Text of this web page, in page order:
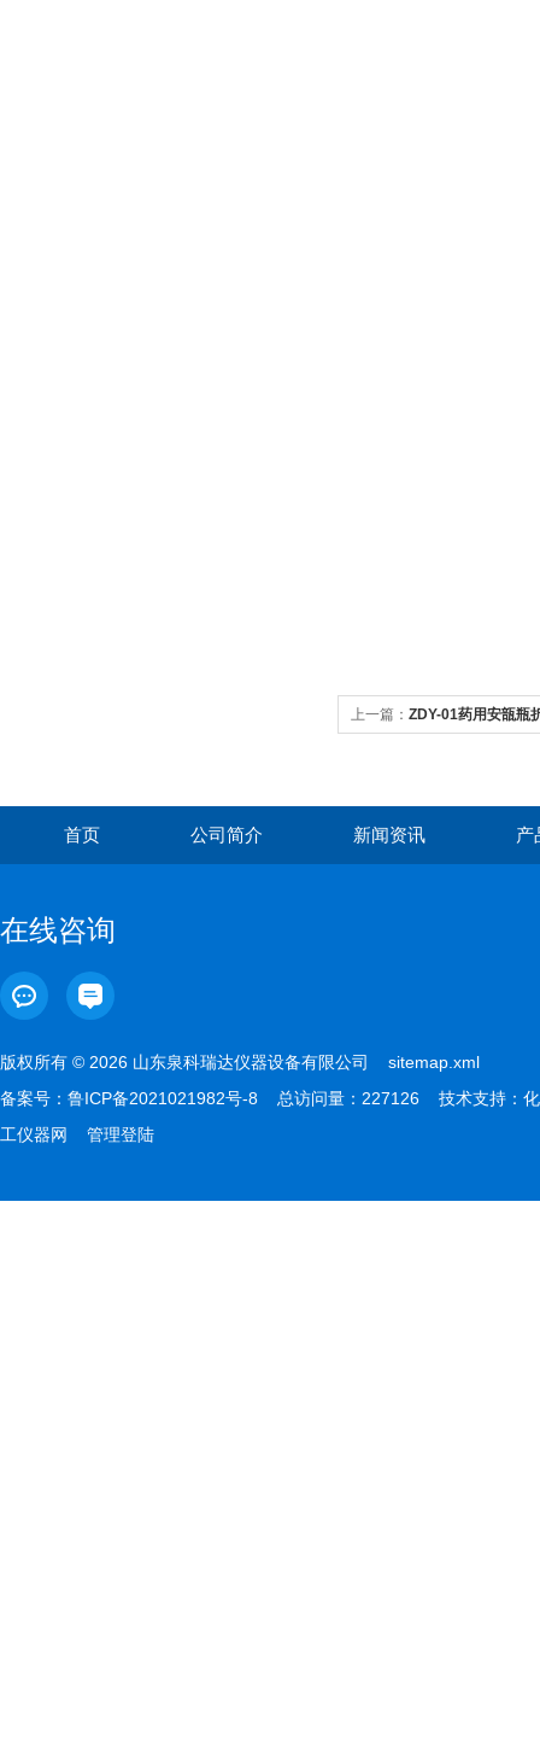
上一篇： ZDY-01药用安瓿瓶
首页 公司简介 新闻资讯 产
在线咨询
版权所有 © 2026 山东泉科瑞达仪器设备有限公司 sitemap.xml
备案号： 鲁ICP备2021021982号-8 总访问量：227126 技术支持： 化
工仪器网
管理登陆